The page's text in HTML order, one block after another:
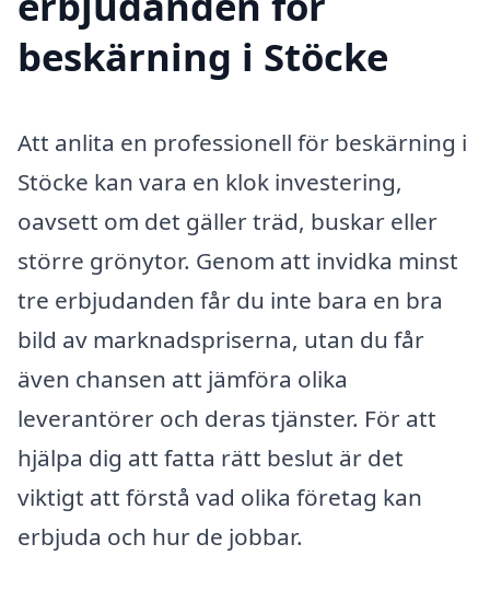
beskärning i Stöcke
Att anlita en professionell för beskärning i
Stöcke kan vara en klok investering,
oavsett om det gäller träd, buskar eller
större grönytor. Genom att invidka minst
tre erbjudanden får du inte bara en bra
bild av marknadspriserna, utan du får
även chansen att jämföra olika
leverantörer och deras tjänster. För att
hjälpa dig att fatta rätt beslut är det
viktigt att förstå vad olika företag kan
erbjuda och hur de jobbar.